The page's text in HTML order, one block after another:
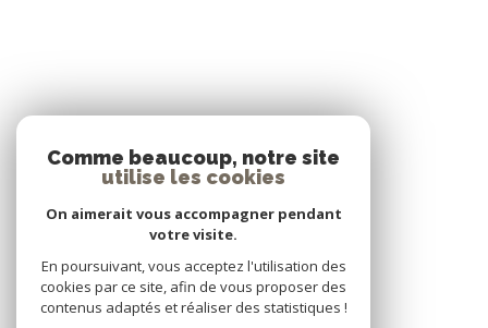
Nous adhérons
Comme beaucoup, notre site
utilise les cookies
On aimerait vous accompagner pendant
votre visite.
En poursuivant, vous acceptez l'utilisation des
cookies par ce site, afin de vous proposer des
contenus adaptés et réaliser des statistiques !